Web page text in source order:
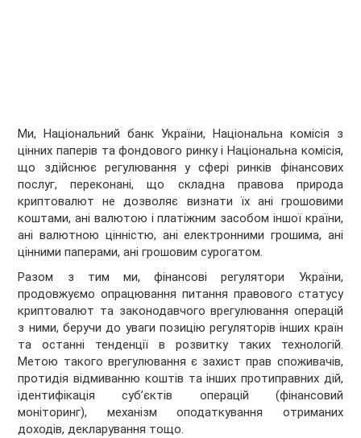
Ми, Національний банк України, Національна комісія з
цінних паперів та фондового ринку і Національна комісія,
що здійснює регулювання у сфері ринків фінансових
послуг, переконані, що складна правова природа
криптовалют не дозволяє визнати їх ані грошовими
коштами, ані валютою і платіжним засобом іншої країни,
ані валютною цінністю, ані електронними грошима, ані
цінними паперами, ані грошовим сурогатом.
Разом з тим ми, фінансові регулятори України,
продовжуємо опрацювання питання правового статусу
криптовалют та законодавчого врегулювання операцій
з ними, беручи до уваги позицію регуляторів інших країн
та останні тенденції в розвитку таких технологій.
Метою такого врегулювання є захист прав споживачів,
протидія відмиванню коштів та інших протиправних дій,
ідентифікація суб’єктів операцій (фінансовий
моніторинг), механізм оподаткування отриманих
доходів, декларування тощо.